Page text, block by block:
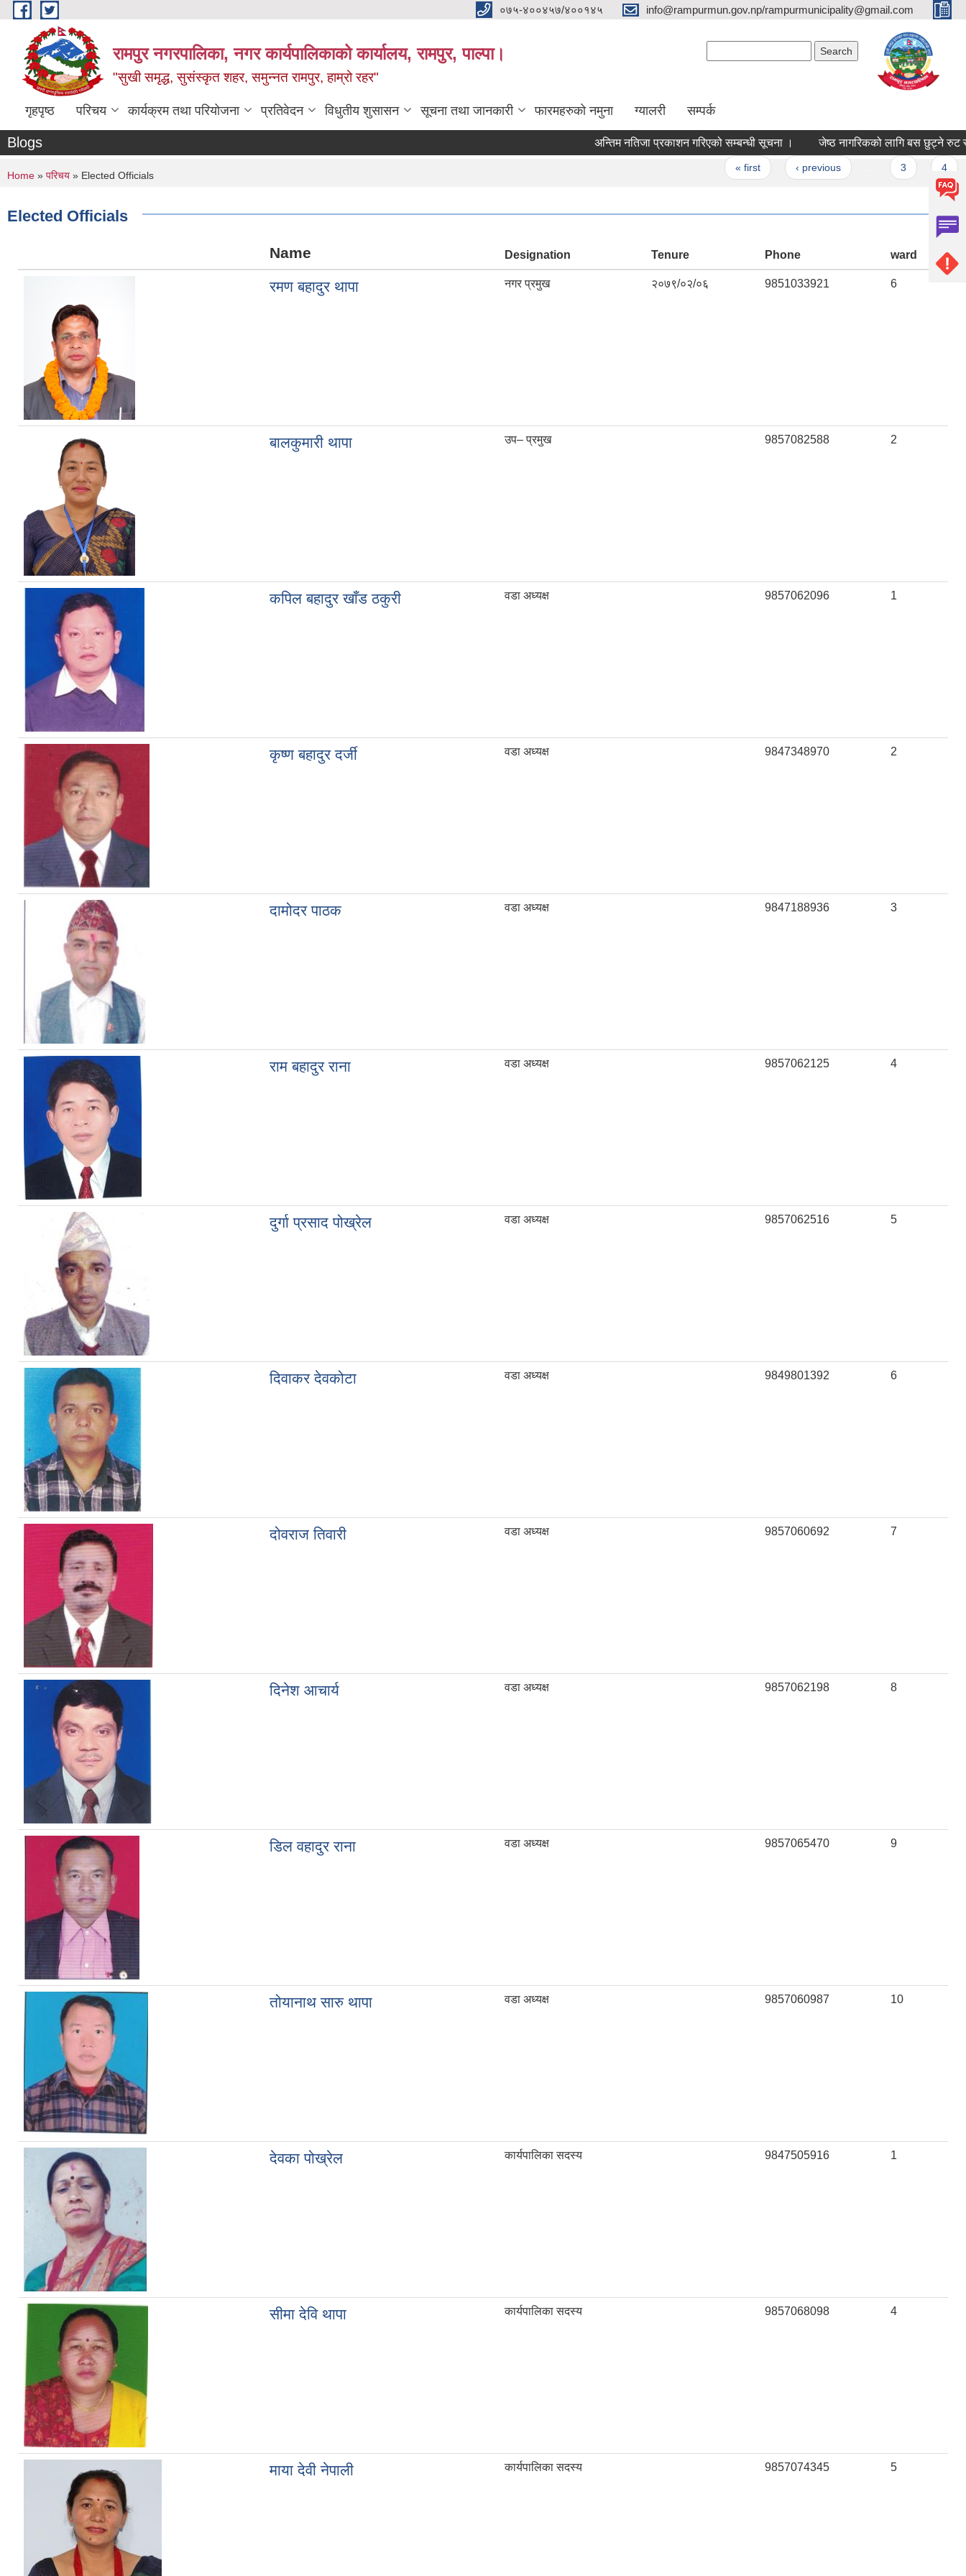
Skip to main content ०७५-४००४५७/४००१४५ info@rampurmun.gov.np/rampurmunicipality@gmail.com
रामपुर नगरपालिका, नगर कार्यपालिकाको कार्यालय, रामपुर, पाल्पा।
"सुखी समृद्ध, सुसंस्कृत शहर, समुन्नत रामपुर, हाम्रो रहर"
गृहपृष्ठ परिचय कार्यक्रम तथा परियोजना प्रतिवेदन विधुतीय शुसासन सूचना तथा जानकारी फारमहरुको नमुना ग्यालरी सम्पर्क
Blogs अन्तिम नतिजा प्रकाशन गरिएको सम्बन्धी सूचना । जेष्ठ नागरिकको लागि बस छुट्ने रुट
‹ previous …
You are here
Home » परिचय » Elected Officials
Elected Officials
Name Designation Tenure Phone ward
रमण बहादुर थापा नगर प्रमुख २०७९/०२/०६ 9851033921 6
बालकुमारी थापा उप– प्रमुख 9857082588 2
कपिल बहादुर खाँड ठकुरी वडा अध्यक्ष 9857062096 1
कृष्ण बहादुर दर्जी वडा अध्यक्ष 9847348970 2
दामोदर पाठक वडा अध्यक्ष 9847188936 3
राम बहादुर राना वडा अध्यक्ष 9857062125 4
दुर्गा प्रसाद पोख्रेल वडा अध्यक्ष 9857062516 5
दिवाकर देवकोटा वडा अध्यक्ष 9849801392 6
दोवराज तिवारी वडा अध्यक्ष 9857060692 7
दिनेश आचार्य वडा अध्यक्ष 9857062198 8
डिल वहादुर राना वडा अध्यक्ष 9857065470 9
तोयानाथ सारु थापा वडा अध्यक्ष 9857060987 10
देवका पोख्रेल कार्यपालिका सदस्य 9847505916 1
सीमा देवि थापा कार्यपालिका सदस्य 9857068098 4
माया देवी नेपाली कार्यपालिका सदस्य 9857074345 5